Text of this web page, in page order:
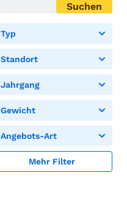
Suchen
Typ
Standort
Jahrgang
Gewicht
Angebots-Art
Mehr Filter